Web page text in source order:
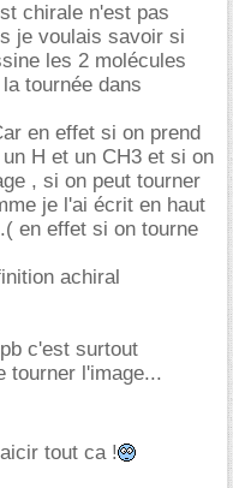
chirale n'est pas
je voulais savoir si
les 2 molécules
tournée dans
en effet si on prend
H et un CH3 et si on
, si on peut tourner
je l'ai écrit en haut
en effet si on tourne
achiral
c'est surtout
tourner l'image...
tout ca !